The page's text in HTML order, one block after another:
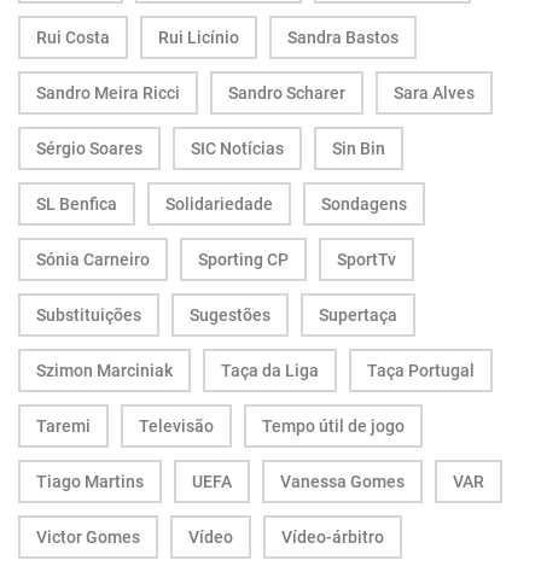
Rui Costa Rui Licínio Sandra Bastos
Sandro Meira Ricci Sandro Scharer Sara Alves
Sérgio Soares SIC Notícias Sin Bin
SL Benfica Solidariedade Sondagens
Sónia Carneiro Sporting CP SportTv
Substituições Sugestões Supertaça
Szimon Marciniak Taça da Liga Taça Portugal
Taremi Televisão Tempo útil de jogo
Tiago Martins UEFA Vanessa Gomes VAR
Victor Gomes Vídeo Vídeo-árbitro